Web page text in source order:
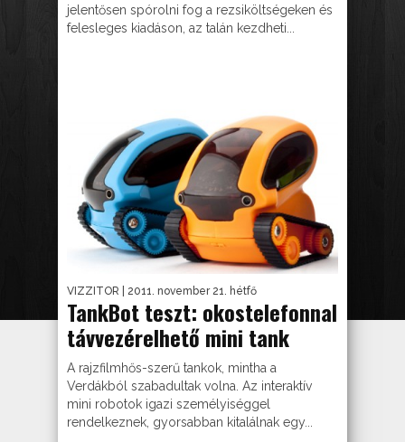
jelentősen spórolni fog a rezsiköltségeken és
felesleges kiadáson, az talán kezdheti...
VIZZITOR | 2011. november 21. hétfő
TankBot teszt: okostelefonnal
távvezérelhető mini tank
A rajzfilmhős-szerű tankok, mintha a
Verdákból szabadultak volna. Az interaktív
mini robotok igazi személyiséggel
rendelkeznek, gyorsabban kitalálnak egy...